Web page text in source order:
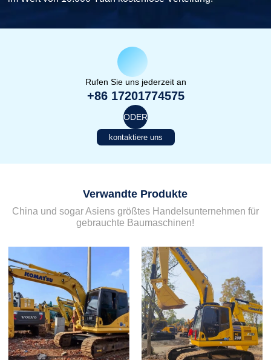
Rufen Sie uns jederzeit an
+86 17201774575
ODER
kontaktiere uns
Verwandte Produkte
China und sogar Asiens größtes Handelsunternehmen für
gebrauchte Baumaschinen!